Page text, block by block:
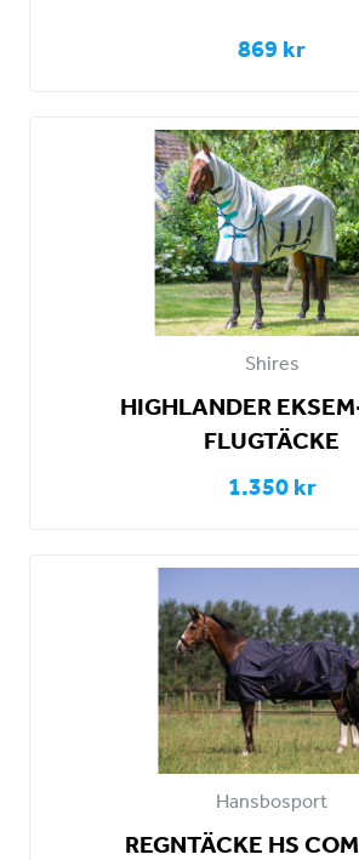
869 kr
Shires
HIGHLANDER
FLUGTÄCKE
1.350 kr
Hansbosport
REGNTÄCKE HS